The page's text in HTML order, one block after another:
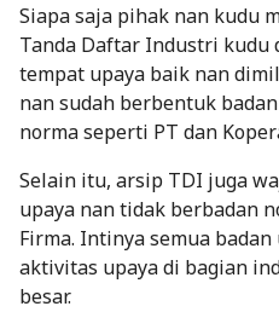
Siapa saja pihak nan kudu
Tanda Daftar Industri kudu
tempat upaya baik nan
nan sudah berbentuk
norma seperti PT dan
Selain itu, arsip TDI juga
upaya nan tidak berbadan
Firma. Intinya semua
aktivitas upaya di bagian
besar.